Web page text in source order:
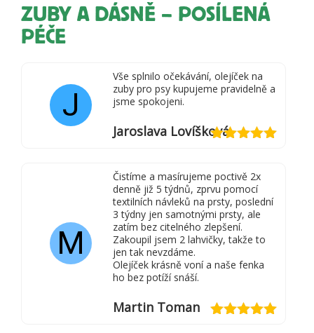
ZUBY A DÁSNĚ – POSÍLENÁ
PÉČE
J
Vše splnilo očekávání, olejíček na
zuby pro psy kupujeme pravidelně a
jsme spokojeni.
Jaroslava Lovíšková
M
Čistíme a masírujeme poctivě 2x
denně již 5 týdnů, zprvu pomocí
textilních návleků na prsty, poslední
3 týdny jen samotnými prsty, ale
zatím bez citelného zlepšení.
Zakoupil jsem 2 lahvičky, takže to
jen tak nevzdáme.
Olejíček krásně voní a naše fenka
ho bez potíží snáší.
Martin Toman